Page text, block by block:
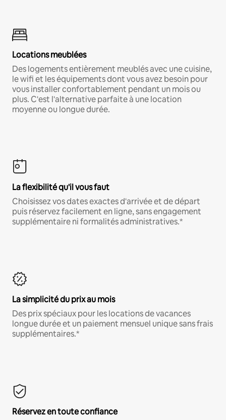
Locations meublées
Des logements entièrement meublés avec une cuisine,
le wifi et les équipements dont vous avez besoin pour
vous installer confortablement pendant un mois ou
plus. C'est l'alternative parfaite à une location
moyenne ou longue durée.
La flexibilité qu'il vous faut
Choisissez vos dates exactes d'arrivée et de départ
puis réservez facilement en ligne, sans engagement
supplémentaire ni formalités administratives.*
La simplicité du prix au mois
Des prix spéciaux pour les locations de vacances
longue durée et un paiement mensuel unique sans frais
supplémentaires.*
Réservez en toute confiance